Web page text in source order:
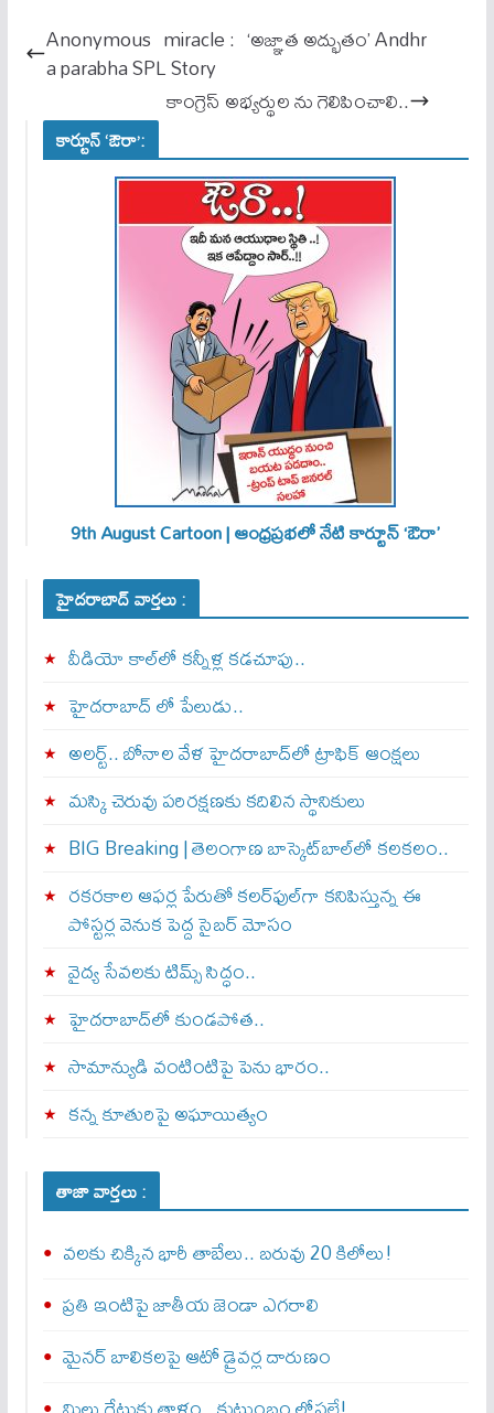
ok A
Anonymous miracle : ‘అజ్ఞాత అద్భుతం’ Andhr
a parabha SPL Story
కాంగ్రెస్ అభ్యర్థుల ను గెలిపించాలి..
కార్టూన్ ‘ఔరా’:
9th August Cartoon | ఆంధ్రప్రభలో నేటి కార్టూన్ ‘ఔరా’
హైదరాబాద్ వార్తలు :
వీడియో కాల్‌లో కన్నీళ్ల కడచూపు..
హైదరాబాద్ లో పేలుడు..
అలర్ట్‌.. బోనాల వేళ హైదరాబాద్‌లో ట్రాఫిక్‌ ఆంక్షలు
మస్కి చెరువు పరిరక్షణకు కదిలిన స్థానికులు
BIG Breaking | తెలంగాణ బాస్కెట్‌బాల్‌లో కలకలం..
రకరకాల ఆఫర్ల పేరుతో కలర్‌ఫుల్‌గా కనిపిస్తున్న ఈ
పోస్టర్ల వెనుక పెద్ద సైబర్ మోసం
వైద్య సేవలకు టిమ్స్‌ సిద్ధం..
హైదరాబాద్‌లో కుండపోత..
సామాన్యుడి వంటింటిపై పెను భారం..
కన్న కూతురిపై అఘాయిత్యం
తాజా వార్తలు :
వలకు చిక్కిన భారీ తాబేలు.. బరువు 20 కిలోలు!
ప్రతి ఇంటిపై జాతీయ జెండా ఎగరాలి
మైనర్‌ బాలికలపై ఆటో డ్రైవర్ల దారుణం